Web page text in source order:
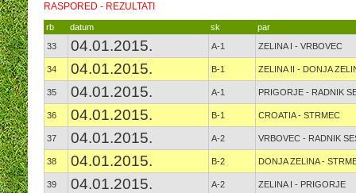
RASPORED - REZULTATI
rb datum sk
par
33
04.01.2015. A-1 ZELINA I - VRBOVEC
34 04.01.2015. B-1 ZELINA II - DONJA
35 04.01.2015. A-1 PRIGORJE - RADNIK
36 04.01.2015. B-1 CROATIA - STRMEC
37 04.01.2015. A-2 VRBOVEC - RADNIK
38 04.01.2015. B-2 DONJA ZELINA -
39 04.01.2015. A-2 ZELINA I - PRIGORJE